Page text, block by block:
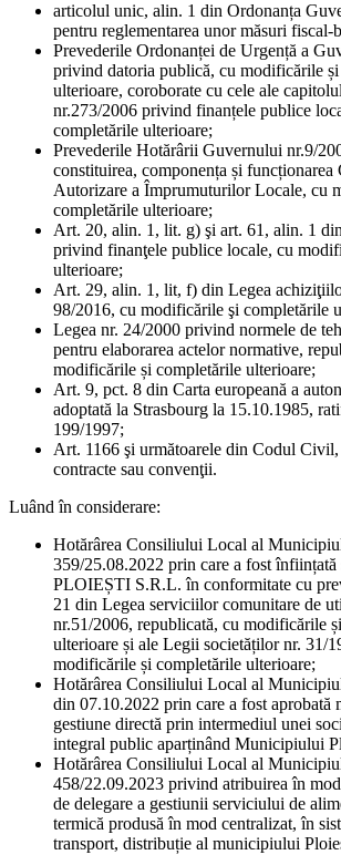
articolul unic, alin. 1 din Ordonanța
pentru reglementarea unor măsuri fiscal-
Prevederile Ordonanței de Urgență a
privind datoria publică, cu modificările
ulterioare, coroborate cu cele ale
nr.273/2006 privind finanțele publice
completările ulterioare;
Prevederile Hotărârii Guvernului nr.9/
constituirea, componența și funcționarea
Autorizare a Împrumuturilor Locale, cu
completările ulterioare;
Art. 20, alin. 1, lit. g) şi art. 61, alin. 1
privind finanţele publice locale, cu
ulterioare;
Art. 29, alin. 1, lit, f) din Legea
98/2016, cu modificările şi completările
Legea nr. 24/2000 privind normele de
pentru elaborarea actelor normative,
modificările și completările ulterioare;
Art. 9, pct. 8 din Carta europeană a
adoptată la Strasbourg la 15.10.1985,
199/1997;
Art. 1166 şi următoarele din Codul
contracte sau convenţii.
Luând în considerare:
Hotărârea Consiliului Local al
359/25.08.2022 prin care a fost
PLOIEȘTI S.R.L. în conformitate cu
21 din Legea serviciilor comunitare de
nr.51/2006, republicată, cu modificările
ulterioare și ale Legii societăților nr. 31/
modificările și completările ulterioare;
Hotărârea Consiliului Local al
din 07.10.2022 prin care a fost aprobată
gestiune directă prin intermediul unei
integral public aparținând Municipiului
Hotărârea Consiliului Local al
458/22.09.2023 privind atribuirea în
de delegare a gestiunii serviciului de
termică produsă în mod centralizat, în
transport, distribuție al municipiului